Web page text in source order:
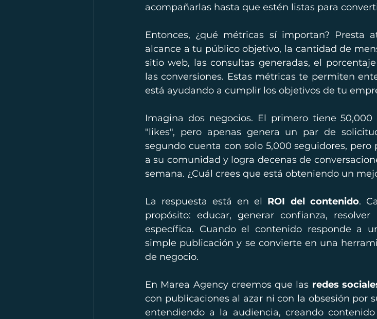
acompañarlas hasta que estén listas para
Entonces, ¿qué métricas sí importan? Presta
alcance a tu público objetivo, la cantidad de
sitio web, las consultas generadas, el
las conversiones. Estas métricas te permiten
está ayudando a cumplir los objetivos de tu
Imagina dos negocios. El primero tiene
"likes", pero apenas genera un par de
segundo cuenta con solo 5,000 seguidores,
a su comunidad y logra decenas de
semana. ¿Cuál crees que está obteniendo un
La respuesta está en el ROI del contenido.
propósito: educar, generar confianza,
específica. Cuando el contenido responde a
simple publicación y se convierte en una
de negocio.
En Marea Agency creemos que las redes
con publicaciones al azar ni con la obsesión por
entendiendo a la audiencia, creando